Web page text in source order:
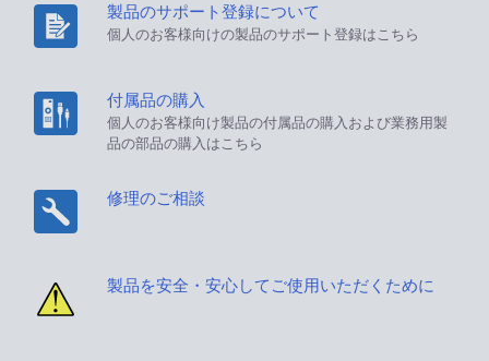
製品のサポート登録について
個人のお客様向けの製品のサポート登録はこちら
付属品の購入
個人のお客様向け製品の付属品の購入および業務用製
品の部品の購入はこちら
修理のご相談
製品を安全・安心してご使用いただくために